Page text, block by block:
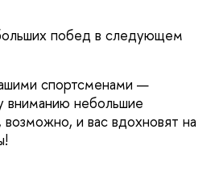
побед в следующем
спортсменами —
вниманию небольшие
и вас вдохновят на